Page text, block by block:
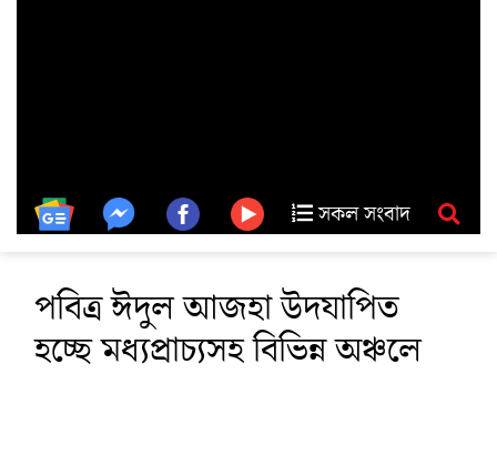
সকল সংবাদ
পবিত্র ঈদুল আজহা উদযাপিত
হচ্ছে মধ্যপ্রাচ্যসহ বিভিন্ন অঞ্চলে